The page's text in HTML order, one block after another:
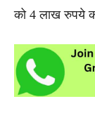
को 4 लाख रुपये